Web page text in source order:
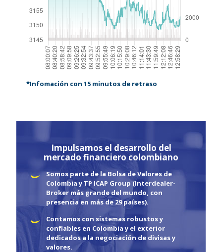
*Infomación con 15 minutos de retraso
Impulsamos el desarrollo del
mercado financiero colombiano
Somos parte de la Bolsa de Valores de
Colombia y TP ICAP Group (Interdealer-
Broker más grande del mundo, con
presencia en más de 29 países).
Contamos con sistemas robustos y
confiables en Colombia y el exterior
dedicados a la negociación de divisas y
valores.